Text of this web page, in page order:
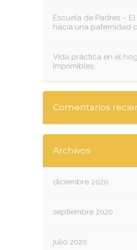
Escuela de Padres –
hacia una paternidad
Vida práctica en el
Imprimibles
Comentarios
Archivos
diciembre 2020
septiembre 2020
julio 2020